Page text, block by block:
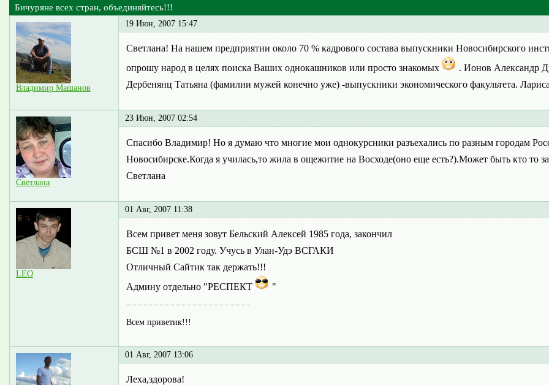
Бичуряне всех стран, объединяйтесь!!!
Владимир Машанов
19 Июн, 2007 15:47
Светлана! На нашем предприятии около 70 % кадрового состава выпускники Новосибирского
опрошу народ в целях поиска Ваших однокашников или просто знакомых
. Ионов Александр
Дербенянц Татьяна (фамилии мужей конечно уже) -выпускники экономического факультета.
Светлана
23 Июн, 2007 02:54
Спасибо Владимир! Но я думаю что многие мои однокурсники разъехались по разным городам
Новосибирске.Когда я училась,то жила в ощежитие на Восходе(оно еще есть?).Может быть кто то
Светлана
LEO
01 Авг, 2007 11:38
Всем привет меня зовут Бельский Алексей 1985 года, закончил
БСШ №1 в 2002 году. Учусь в Улан-Удэ ВСГАКИ
Отличный Сайтик так держать!!!
Админу отдельно "РЕСПЕКТ
"
Всем приветик!!!
01 Авг, 2007 13:06
Леха,здорова!